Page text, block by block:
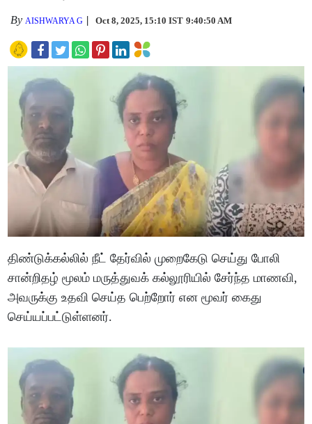
By AISHWARYA G Oct 8, 2025, 15:10 IST 9:40:50 AM
திண்டுக்கல்லில் நீட் தேர்வில் முறைகேடு செய்து போலி
சான்றிதழ் மூலம் மருத்துவக் கல்லூரியில் சேர்ந்த மாணவி,
அவருக்கு உதவி செய்த பெற்றோர் என மூவர் கைது
செய்யப்பட்டுள்ளனர்.